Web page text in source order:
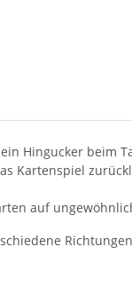
Hingucker beim
Kartenspiel
auf